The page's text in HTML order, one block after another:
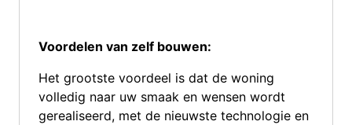
Voordelen van zelf bouwen:
Het grootste voordeel is dat de woning
volledig naar uw smaak en wensen wordt
gerealiseerd, met de nieuwste technologie en